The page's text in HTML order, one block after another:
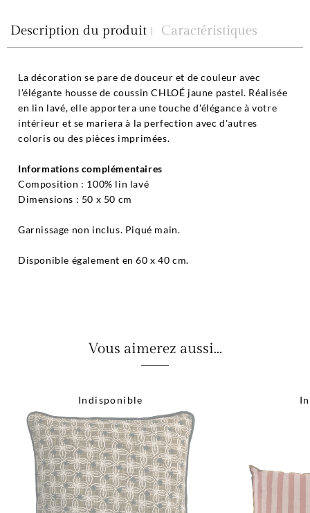
Description du produit Caractéristiques
La décoration se pare de douceur et de couleur avec
l'élégante housse de coussin CHLOÉ jaune pastel. Réalisée
en lin lavé, elle apportera une touche d'élégance à votre
intérieur et se mariera à la perfection avec d'autres
coloris ou des pièces imprimées.
Informations complémentaires
Composition : 100% lin lavé
Dimensions : 50 x 50 cm
Garnissage non inclus. Piqué main.
Disponible également en 60 x 40 cm.
Vous aimerez aussi...
Indisponible